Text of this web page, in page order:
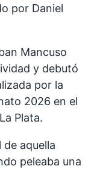
por Daniel
Mancuso
y debutó
por la
2026 en el
Plata.
aquella
peleaba una